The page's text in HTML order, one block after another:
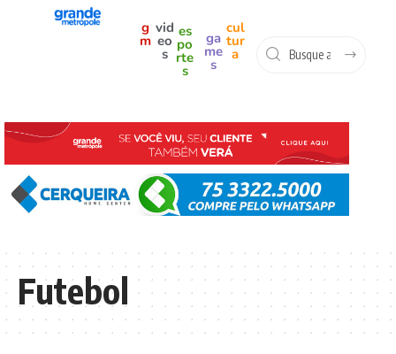
g
m
vid
eo
s
es
po
rte
s
ga
me
s
cul
tur
a
Futebol